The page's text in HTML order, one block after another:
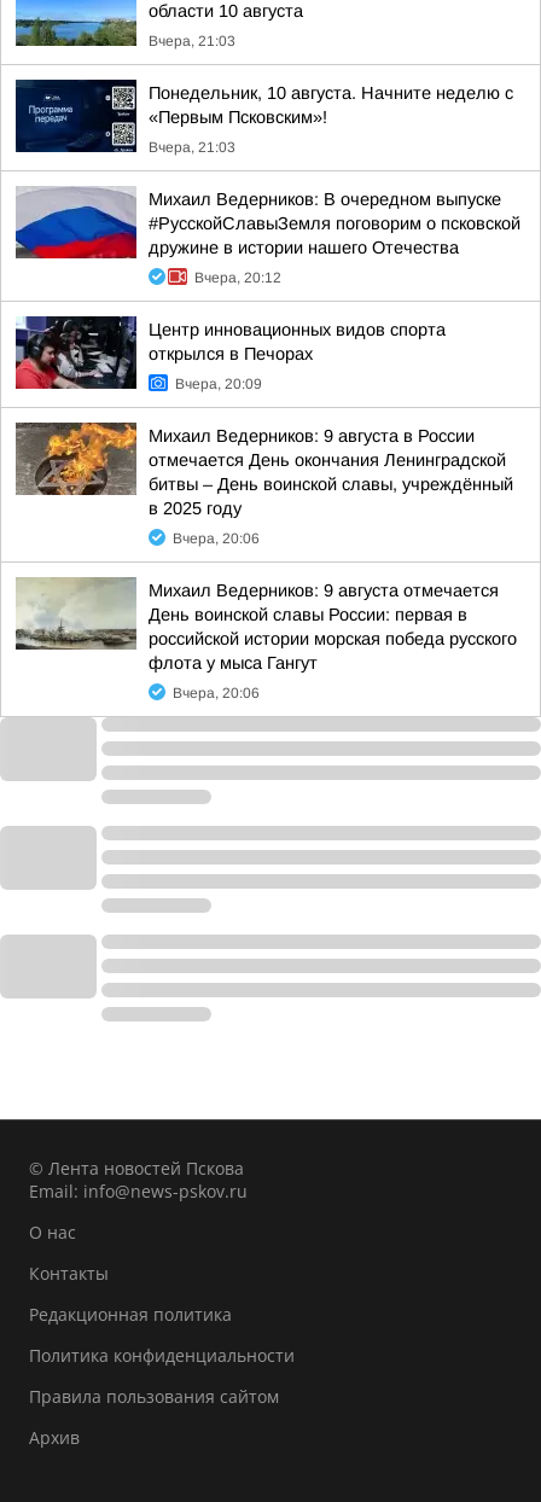
области 10 августа
Вчера, 21:03
Понедельник, 10 августа. Начните неделю с
«Первым Псковским»!
Вчера, 21:03
Михаил Ведерников: В очередном выпуске
#РусскойСлавыЗемля поговорим о псковской
дружине в истории нашего Отечества
Вчера, 20:12
Центр инновационных видов спорта
открылся в Печорах
Вчера, 20:09
Михаил Ведерников: 9 августа в России
отмечается День окончания Ленинградской
битвы – День воинской славы, учреждённый
в 2025 году
Вчера, 20:06
Михаил Ведерников: 9 августа отмечается
День воинской славы России: первая в
российской истории морская победа русского
флота у мыса Гангут
Вчера, 20:06
© Лента новостей Пскова
Email: info@news-pskov.ru
О нас
Контакты
Редакционная политика
Политика конфиденциальности
Правила пользования сайтом
Архив